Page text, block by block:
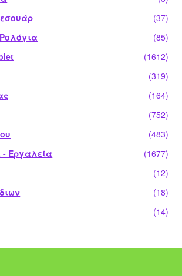
(37)
(85)
(1612)
(319)
(164)
(752)
(483)
- Εργαλεία
(1677)
(12)
(18)
(14)